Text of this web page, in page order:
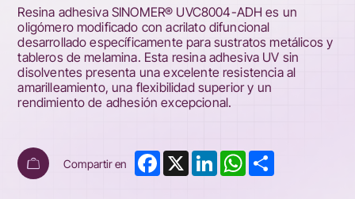
melamine
board
Resina adhesiva SINOMER® UVC8004-ADH es un
oligómero modificado con acrilato difuncional
desarrollado específicamente para sustratos metálicos y
tableros de melamina. Esta resina adhesiva UV sin
disolventes presenta una excelente resistencia al
amarilleamiento, una flexibilidad superior y un
rendimiento de adhesión excepcional.
Compartir en Facebook
X LinkedInWhatsApp